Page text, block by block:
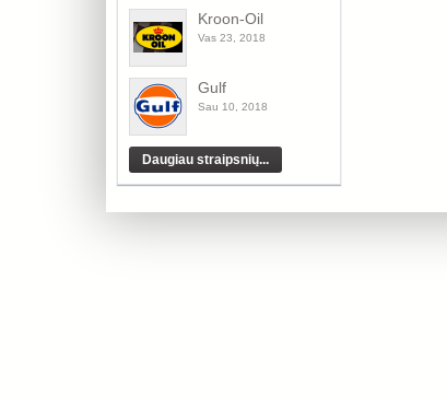
Kroon-Oil
Vas 23, 2018
Gulf
Sau 10, 2018